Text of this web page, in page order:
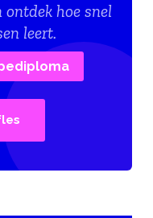
hoe snel
leert.